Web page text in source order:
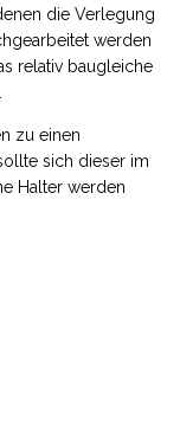
die Verlegung
werden
relativ baugleiche
zu einen
sich dieser im
Halter werden